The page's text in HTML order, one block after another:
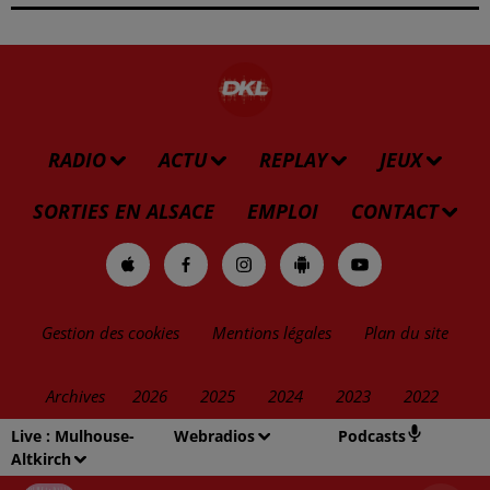
Live : Mulhouse-
Altkirch
Webradios Podcasts
RADIO ACTU REPLAY
JEUX
SORTIES EN ALSACE
EMPLOI CONTACT
Gestion des cookies Mentions légales Plan du site
Archives 2026 2025 2024 2023 2022